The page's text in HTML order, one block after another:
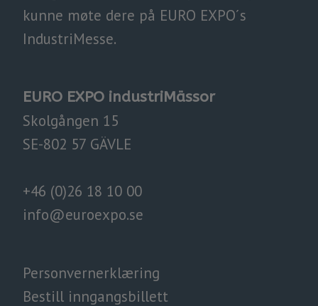
kunne møte dere på EURO EXPO´s
IndustriMesse.​​​​​​​
EURO EXPO industriMässor
Skolgången 15
SE-802 57 GÄVLE
+46 (0)26 18 10 00
info@euroexpo.se
Personvernerklæring
Bestill inngangsbillett